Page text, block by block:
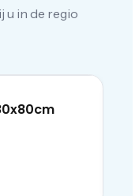
u in de regio